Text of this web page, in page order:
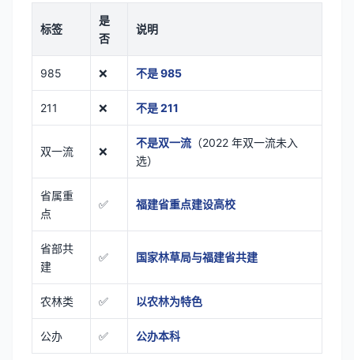
标签
是
否
说明
985 ❌ 不是 985
211 ❌ 不是 211
双一流 ❌
不是双一流 （2022 年双一流未入
选）
省属重
点
✅ 福建省重点建设高校
省部共
建
✅ 国家林草局与福建省共建
农林类 ✅ 以农林为特色
公办 ✅ 公办本科